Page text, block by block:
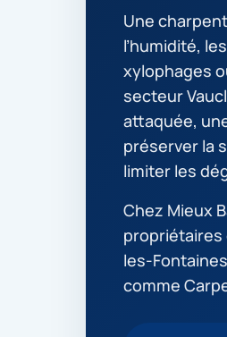
Une
l’humidité,
xylophages
secteur
attaquée,
préserver la
limiter les
Chez Mieux
propriétaires
les-
comme